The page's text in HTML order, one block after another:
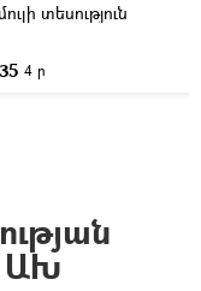
տեսություն
4 ր
ԱԽ